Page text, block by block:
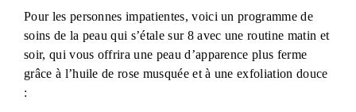
Pour les personnes impatientes, voici un programme de
soins de la peau qui s’étale sur 8 avec une routine matin et
soir, qui vous offrira une peau d’apparence plus ferme
grâce à l’huile de rose musquée et à une exfoliation douce
: